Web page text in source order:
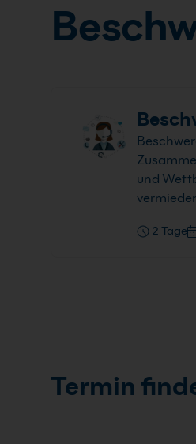
und
2 Tage
Termin